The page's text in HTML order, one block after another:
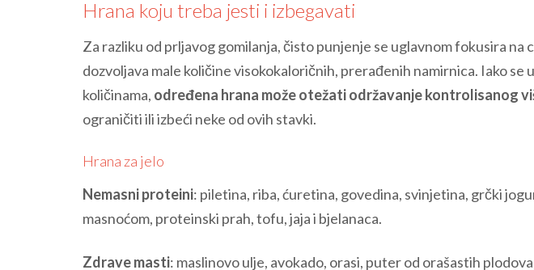
Hrana koju treba jesti i izbegavati
Za razliku od prljavog gomilanja, čisto punjenje se uglavnom fokusira na
dozvoljava male količine visokokaloričnih, prerađenih namirnica. Iako se
količinama, određena hrana može otežati održavanje kontrolisanog
ograničiti ili izbeći neke od ovih stavki.
Hrana za jelo
Nemasni proteini: piletina, riba, ćuretina, govedina, svinjetina, grčki
masnoćom, proteinski prah, tofu, jaja i bjelanaca.
Zdrave masti: maslinovo ulje, avokado, orasi, puter od orašastih